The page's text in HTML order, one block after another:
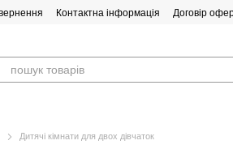
Контактна інформація Договір
Дитячі кімнати для двох дівчаток